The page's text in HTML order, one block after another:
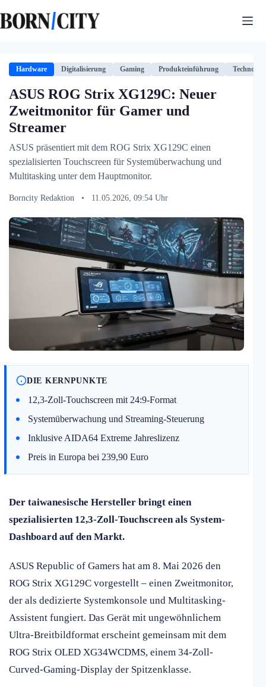
Inhalt
springen
Hardware Digitalisierung Gaming Produkteinführung
ASUS ROG Strix XG129C: Neuer
Zweitmonitor für Gamer und
Streamer
ASUS präsentiert mit dem ROG Strix XG129C einen
spezialisierten Touchscreen für Systemüberwachung und
Multitasking unter dem Hauptmonitor.
Borncity Redaktion • 11.05.2026, 09:54 Uhr
DIE KERNPUNKTE
12,3-Zoll-Touchscreen mit 24:9-Format
Systemüberwachung und Streaming-Steuerung
Inklusive AIDA64 Extreme Jahreslizenz
Preis in Europa bei 239,90 Euro
Der taiwanesische Hersteller bringt einen
spezialisierten 12,3-Zoll-Touchscreen als System-
Dashboard auf den Markt.
ASUS Republic of Gamers hat am 8. Mai 2026 den
ROG Strix XG129C vorgestellt – einen Zweitmonitor,
der als dedizierte Systemkonsole und Multitasking-
Assistent fungiert. Das Gerät mit ungewöhnlichem
Ultra-Breitbildformat erscheint gemeinsam mit dem
ROG Strix OLED XG34WCDMS, einem 34-Zoll-
Curved-Gaming-Display der Spitzenklasse.